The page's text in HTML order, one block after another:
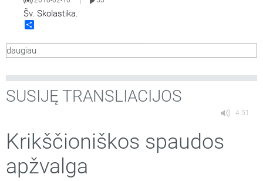
Šv. Skolastika.
daugiau
SUSIJĘ TRANSLIACIJOS
4:51
Krikščioniškos spaudos
apžvalga